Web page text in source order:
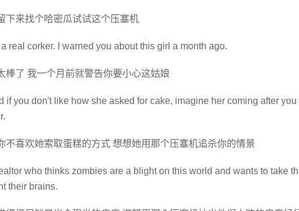
下来找个哈密瓜试试这个压塞机
a real corker. I warned you about this girl a month ago.
棒了 我一个月前就警告你要小心这姑娘
if you don't like how she asked for cake, imagine her coming after you
不喜欢她索取蛋糕的方式 想想她用那个压塞机追杀你的情景
who thinks zombies are a blight on this world and wants to take
their brains.